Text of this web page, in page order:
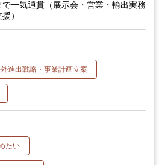
一気通貫（展示会・営業・輸出実務
）
進出戦略・事業計画立案
たい